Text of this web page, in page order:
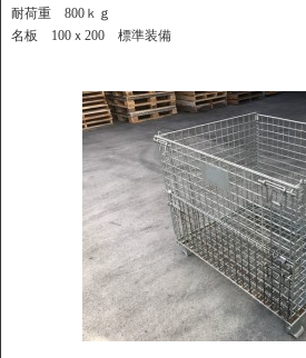
耐荷重 800ｋｇ
名板 100ｘ200 標準装備